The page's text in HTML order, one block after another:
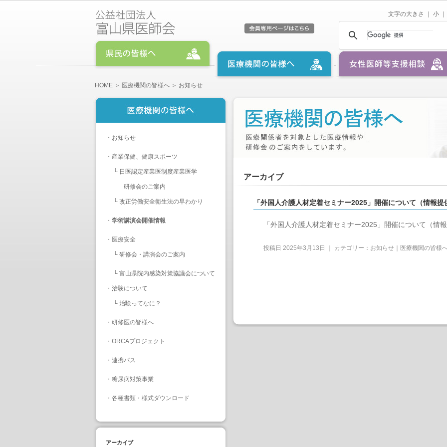
文字の大きさ ｜ 小
HOME ＞ 医療機関の皆様へ ＞ お知らせ
・ お知らせ
・ 産業保健、健康スポーツ
└ 日医認定産業医制度産業医学
研修会のご案内
└ 改正労働安全衛生法の早わかり
・ 学術講演会開催情報
・ 医療安全
└ 研修会・講演会のご案内
└ 富山県院内感染対策協議会について
・ 治験について
└ 治験ってなに？
・ 研修医の皆様へ
・ ORCAプロジェクト
・ 連携パス
・ 糖尿病対策事業
・ 各種書類・様式ダウンロード
アーカイブ
アーカイブ
「外国人介護人材定着セミナー2025」開催について（情報提
「外国人介護人材定着セミナー2025」開催について（情報
投稿日 2025年3月13日 ｜ カテゴリー： お知らせ｜医療機関の皆様